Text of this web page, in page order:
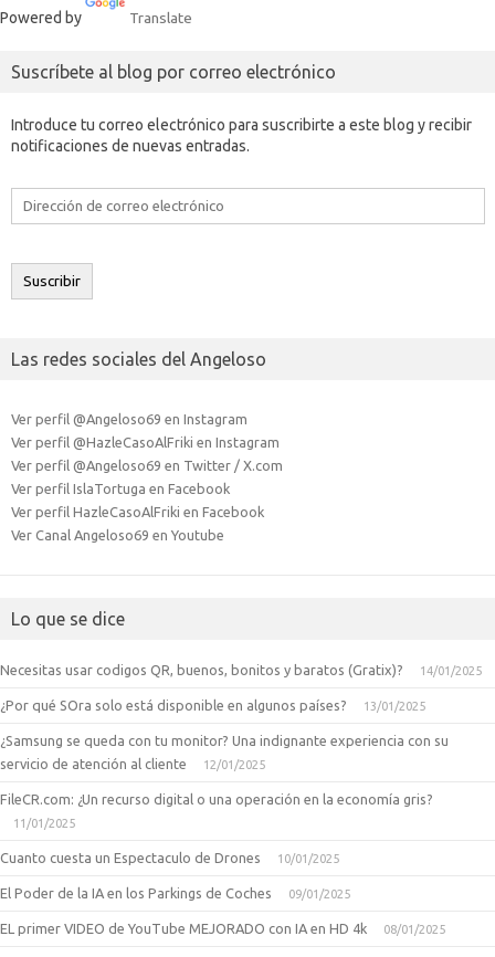
Powered by Translate
Suscríbete al blog por correo electrónico
Introduce tu correo electrónico para suscribirte a este blog y recibir
notificaciones de nuevas entradas.
Dirección
electrónico
Suscribir
Las redes sociales del Angeloso
Ver perfil @Angeloso69 en Instagram
Ver perfil @HazleCasoAlFriki en Instagram
Ver perfil @Angeloso69 en Twitter / X.com
Ver perfil IslaTortuga en Facebook
Ver perfil HazleCasoAlFriki en Facebook
Ver Canal Angeloso69 en Youtube
Lo que se dice
Necesitas usar codigos QR, buenos, bonitos y baratos (Gratix)? 14/01/2025
¿Por qué SOra solo está disponible en algunos países? 13/01/2025
¿Samsung se queda con tu monitor? Una indignante experiencia con su
servicio de atención al cliente
12/01/2025
FileCR.com: ¿Un recurso digital o una operación en la economía gris?
11/01/2025
Cuanto cuesta un Espectaculo de Drones 10/01/2025
El Poder de la IA en los Parkings de Coches 09/01/2025
EL primer VIDEO de YouTube MEJORADO con IA en HD 4k 08/01/2025